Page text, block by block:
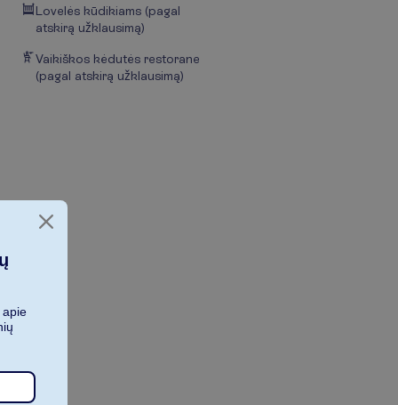
Lovelės kūdikiams (pagal
atskirą užklausimą)
Vaikiškos kėdutės restorane
(pagal atskirą užklausimą)